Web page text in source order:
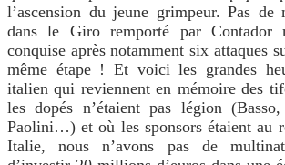
l’ascension du jeune grimpeur. Pas
dans le Giro remporté par Contador
conquise après notamment six attaques
même étape ! Et voici les grandes
italien qui reviennent en mémoire des
les dopés n’étaient pas légion
Paolini…) et où les sponsors étaient au
Italie, nous n’avons pas de